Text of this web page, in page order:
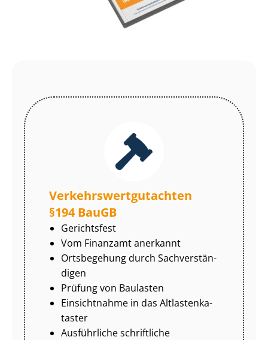
Ver­kehrs­wert­gut­ach­ten
§194 BauGB
Gerichtsfest
Vom Finanzamt anerkannt
Ortsbegehung durch Sach­ver­stän­
di­gen
Prüfung von Baulasten
Einsichtnahme in das Alt­las­ten­ka­
tas­ter
Ausführliche schriftliche